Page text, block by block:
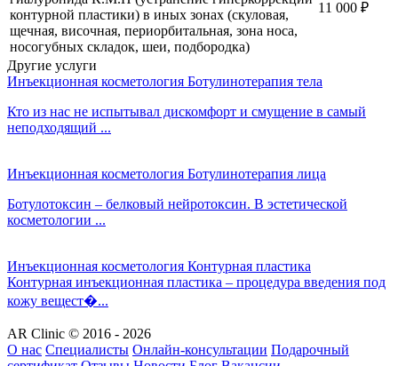
контурной пластики) в иных зонах (скуловая,
щечная, височная, периорбитальная, зона носа,
носогубных складок, шеи, подбородка)
11 000 ₽
Другие услуги
Инъекционная косметология Ботулинотерапия тела
Кто из нас не испытывал дискомфорт и смущение в самый
неподходящий ...
Инъекционная косметология Ботулинотерапия лица
Ботулотоксин – белковый нейротоксин. В эстетической
косметологии ...
Инъекционная косметология Контурная пластика
Контурная инъекционная пластика – процедура введения под
кожу вещест�...
AR Clinic © 2016 - 2026
О нас Специалисты Онлайн-консультации Подарочный